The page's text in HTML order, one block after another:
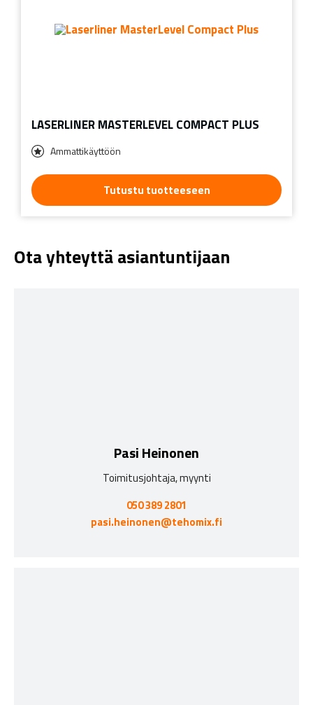
LASERLINER MASTERLEVEL COMPACT PLUS
Ammattikäyttöön
Tutustu tuotteeseen
Ota yhteyttä asiantuntijaan
Pasi Heinonen
Toimitusjohtaja, myynti
050 389 2801
pasi.heinonen@tehomix.fi